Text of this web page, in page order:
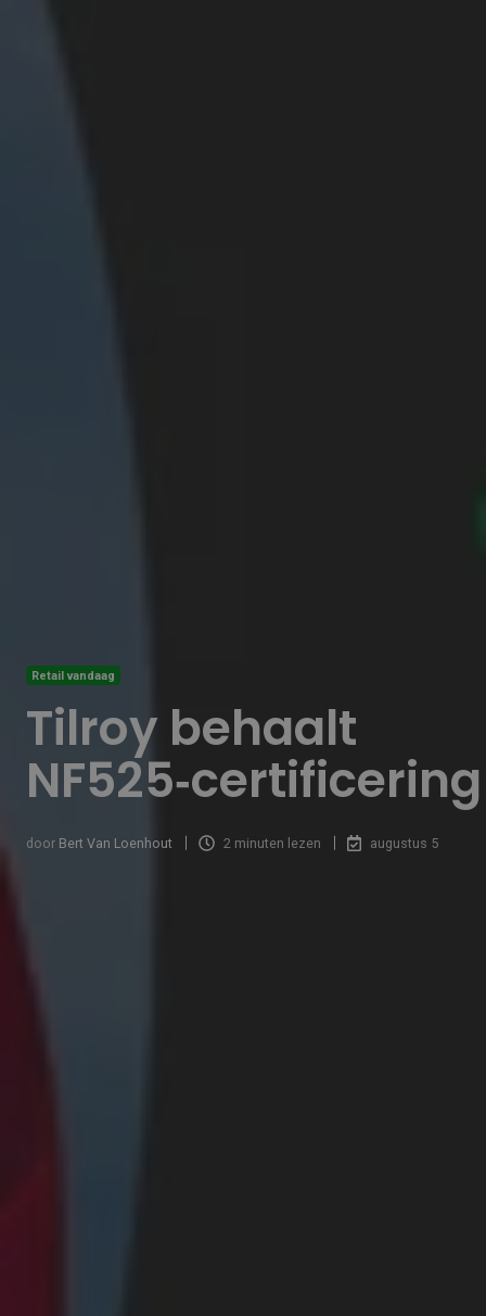
Retail vandaag
Tilroy behaalt
NF525‑certificering
door Bert Van Loenhout 2 minuten lezen augustus 5